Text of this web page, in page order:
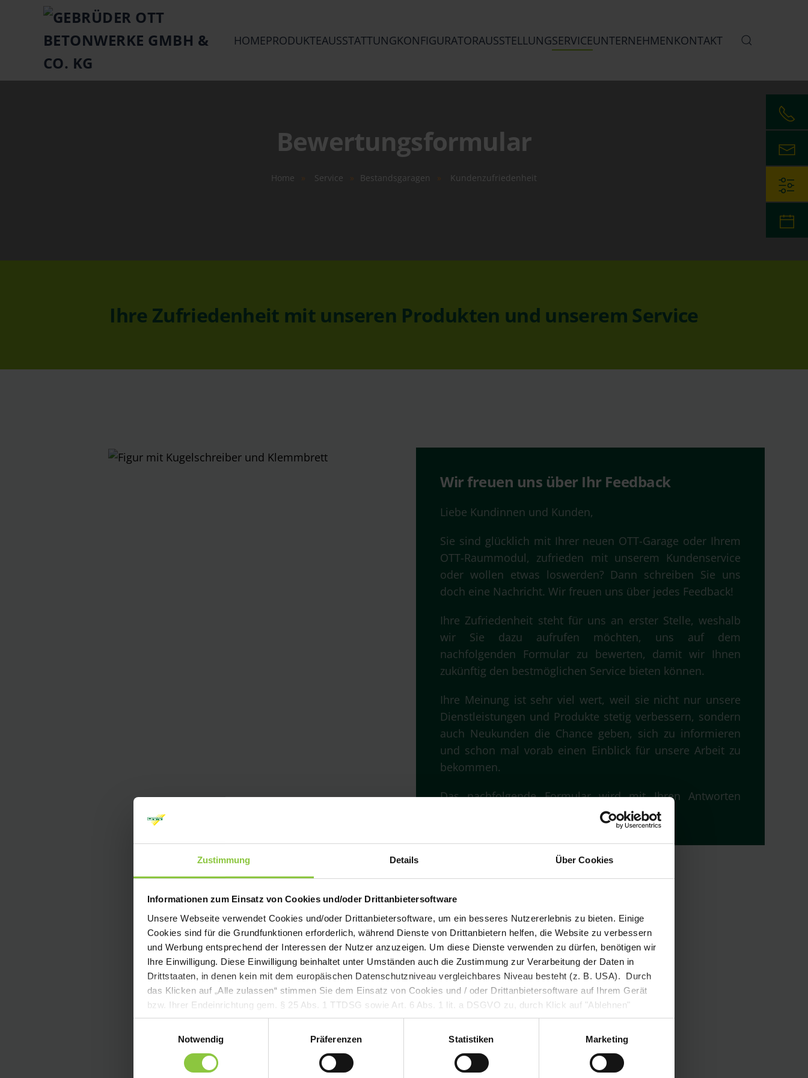
Zustimmung Details Über Cookies
Informationen zum Einsatz von Cookies und/oder Drittanbietersoftware
Unsere Webseite verwendet Cookies und/oder Drittanbietersoftware, um ein besseres Nutzererlebnis zu bieten. Einige
Cookies sind für die Grundfunktionen erforderlich, während Dienste von Drittanbietern helfen, die Website zu verbessern
und Werbung entsprechend der Interessen der Nutzer anzuzeigen. Um diese Dienste verwenden zu dürfen, benötigen wir
Ihre Einwilligung. Diese Einwilligung beinhaltet unter Umständen auch die Zustimmung zur Verarbeitung der Daten in
Drittstaaten, in denen kein mit dem europäischen Datenschutzniveau vergleichbares Niveau besteht (z. B. USA). Durch
das Klicken auf „Alle zulassen“ stimmen Sie dem Einsatz von Cookies und / oder Drittanbietersoftware auf Ihrem Gerät
bzw. Ihrer Endeinrichtung gem. § 25 Abs. 1 TTDSG sowie Art. 6 Abs. 1 lit. a DSGVO zu, durch Klick auf "Ablehnen"
verbieten Sie deren Einsatz. Die Einwilligung umfasst alle vorausgewählten bzw. von Ihnen ausgewählten Cookies
und/oder Drittanbietersoftware. Sie können diese Einstellungen jederzeit aufrufen und Cookies und/oder
eingeblendet, mit dem Sie die Einstellungen aufrufen können. Bitte beachten Sie, dass auf Basis Ihrer Einstellungen
Notwendig
Präferenzen Statistiken Marketing
Springe zum Hauptinhalt HOMEPRODUKTEAUSSTATTUNGKONFIGURATORAUSSTELLUNGSERVICEUNTERNEHMENKONTAKT
Bewertungsformular
Home Service Bestandsgaragen Kundenzufriedenheit
Ihre Zufriedenheit mit unseren Produkten und unserem Service
Wir freuen uns über Ihr Feedback
Liebe Kundinnen und Kunden,
Sie sind glücklich mit Ihrer neuen OTT-Garage oder Ihrem
OTT-Raummodul, zufrieden mit unserem Kundenservice
oder wollen etwas loswerden? Dann schreiben Sie uns
doch eine Nachricht. Wir freuen uns über jedes Feedback!
Ihre Zufriedenheit steht für uns an erster Stelle, weshalb
wir Sie dazu aufrufen möchten, uns auf dem
nachfolgenden Formular zu bewerten, damit wir Ihnen
zukünftig den bestmöglichen Service bieten können.
Ihre Meinung ist sehr viel wert, weil sie nicht nur unsere
Dienstleistungen und Produkte stetig verbessern, sondern
auch Neukunden die Chance geben, sich zu informieren
und schon mal vorab einen Einblick für unsere Arbeit zu
bekommen.
Das nachfolgende Formular wird mit Ihren Antworten
automatisch an uns weitergeleitet.